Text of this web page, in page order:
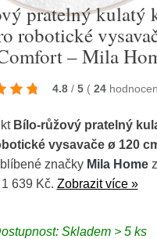
pratelný kulatý
robotické
– Mila
4.8 / 5 ( 24
Bílo-růžový pratelný
vysavače ø 120
značky Mila Home
1 639 Kč. Zobrazit více »
Skladem > 5 ks